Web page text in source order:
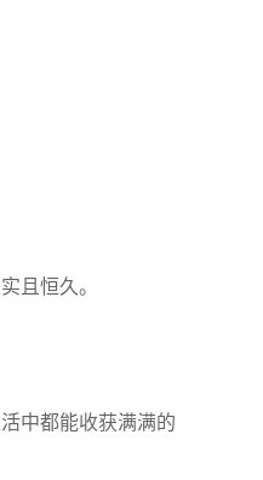
且恒久。
中都能收获满满的